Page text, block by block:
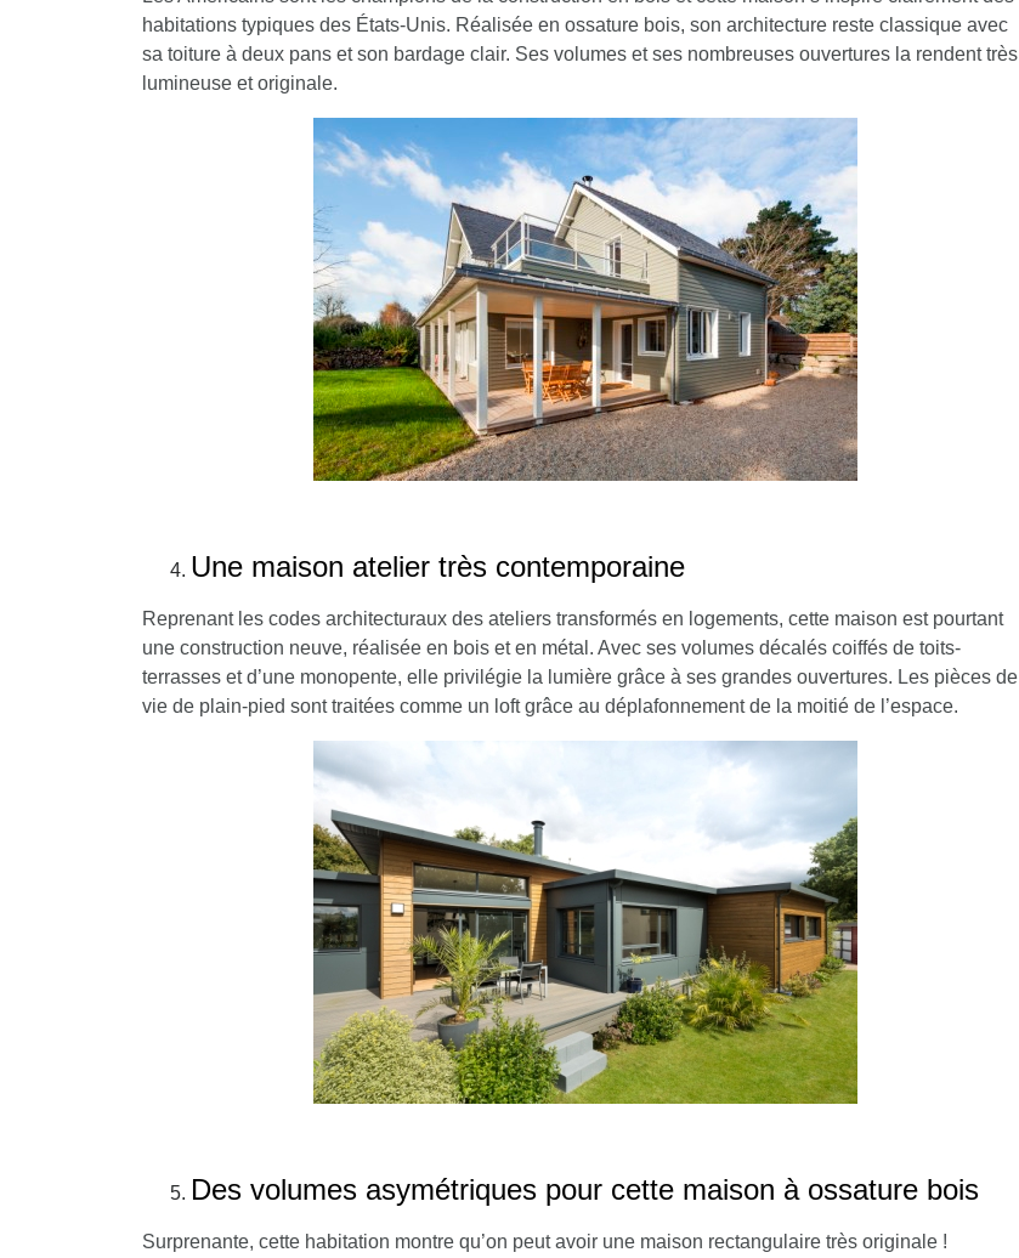
habitations typiques des États-Unis. Réalisée en ossature bois, son architecture reste classique avec
sa toiture à deux pans et son bardage clair. Ses volumes et ses nombreuses ouvertures la rendent très
lumineuse et originale.
Une maison atelier très contemporaine
Reprenant les codes architecturaux des ateliers transformés en logements, cette maison est pourtant
une construction neuve, réalisée en bois et en métal. Avec ses volumes décalés coiffés de toits-
terrasses et d’une monopente, elle privilégie la lumière grâce à ses grandes ouvertures. Les pièces de
vie de plain-pied sont traitées comme un loft grâce au déplafonnement de la moitié de l’espace.
Des volumes asymétriques pour cette maison à ossature bois
Surprenante, cette habitation montre qu’on peut avoir une maison rectangulaire très originale !